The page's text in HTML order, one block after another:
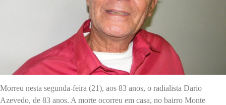
Morreu nesta segunda-feira (21), aos 83 anos, o radialista Dario
Azevedo, de 83 anos. A morte ocorreu em casa, no bairro Monte